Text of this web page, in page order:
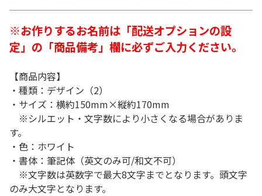
※お作りするお名前は「配送オプションの設
定」の「商品備考」欄に必ずご入力ください。
【商品内容】
・種類：デザイン（2）
・サイズ：横約150mm×縦約170mm
※シルエット・文字数により小さくなる場合がありま
す。
・色：ホワイト
・書体：筆記体（英文のみ可/和文不可）
※文字数は英数字で最大8文字までとなります。頭文字
のみ大文字となります。